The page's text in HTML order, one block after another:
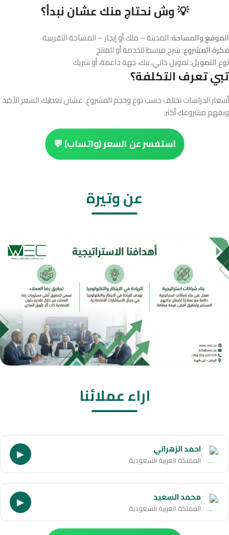
💡 وش نحتاج منك عشان نبدأ؟
الموقع والمساحة:المدينة – ملك أو إيجار – المساحة التقريبية
فكرة المشروع:شرح مبسط للخدمة أو المنتج
نوع التمويل:تمويل ذاتي، بنك، جهة داعمة، أو شريك
تبي تعرف التكلفة؟
أسعار الدراسات تختلف حسب نوع وحجم المشروع. عشان نعطيك السعر الأكيد
ونفهم مشروعك أكثر:
استفسر عن السعر (واتساب) 💬
عن وتيرة
اراء عملائنا
▶ احمد الزهراني
المملكة العربية السعودية
▶ محمد السعيد
المملكة العربية السعودية